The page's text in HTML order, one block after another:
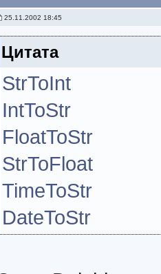
25.11.2002 18:45
Цитата
StrToInt
IntToStr
FloatToStr
StrToFloat
TimeToStr
DateToStr